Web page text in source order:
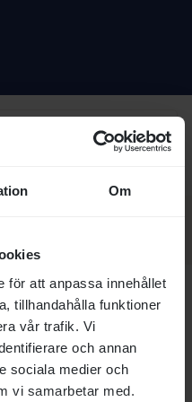
Om
för att anpassa innehållet
tillhandahålla funktioner
vår trafik. Vi
och annan
sociala medier och
vi samarbetar med.
BERNSTEIN (USA) 1997
SUN IS UP (JPN)1998